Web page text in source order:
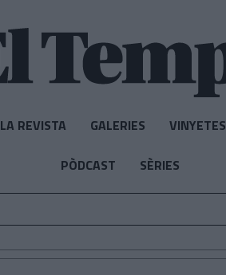
LA REVISTA GALERIES VINYETES
PÒDCAST SÈRIES